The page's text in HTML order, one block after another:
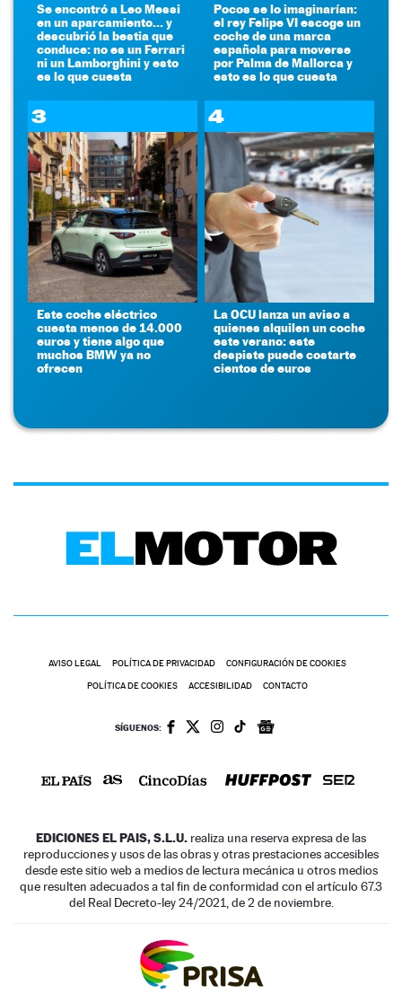
Se encontró a Leo Messi
en un aparcamiento... y
descubrió la bestia que
conduce: no es un Ferrari
ni un Lamborghini y esto
es lo que cuesta
Pocos se lo imaginarían:
el rey Felipe VI escoge un
coche de una marca
española para moverse
por Palma de Mallorca y
esto es lo que cuesta
3
Este coche eléctrico
cuesta menos de 14.000
euros y tiene algo que
muchos BMW ya no
ofrecen
4
La OCU lanza un aviso a
quienes alquilen un coche
este verano: este
despiste puede costarte
cientos de euros
AVISO LEGAL POLÍTICA DE PRIVACIDAD CONFIGURACIÓN DE COOKIES
POLÍTICA DE COOKIES ACCESIBILIDAD CONTACTO
SÍGUENOS:
EDICIONES EL PAIS, S.L.U. realiza una reserva expresa de las
reproducciones y usos de las obras y otras prestaciones accesibles
desde este sitio web a medios de lectura mecánica u otros medios
que resulten adecuados a tal fin de conformidad con el artículo 67.3
del Real Decreto-ley 24/2021, de 2 de noviembre.